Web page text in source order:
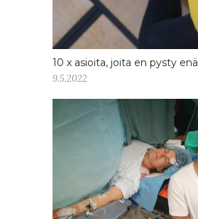
10 x asioita, joita en pysty
9.5.2022